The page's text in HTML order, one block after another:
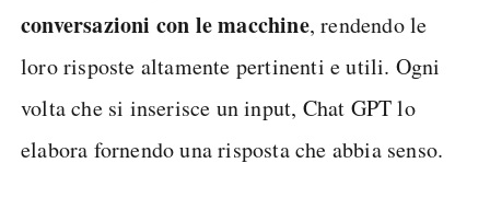
conversazioni con le macchine, rendendo le
loro risposte altamente pertinenti e utili. Ogni
volta che si inserisce un input, Chat GPT lo
elabora fornendo una risposta che abbia senso.